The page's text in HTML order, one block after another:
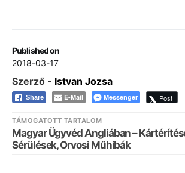
Published on
2018-03-17
Szerző - Istvan Jozsa
Share E-Mail Messenger Post
TÁMOGATOTT TARTALOM
Magyar Ügyvéd Angliában –
Sérülések, Orvosi Műhibák